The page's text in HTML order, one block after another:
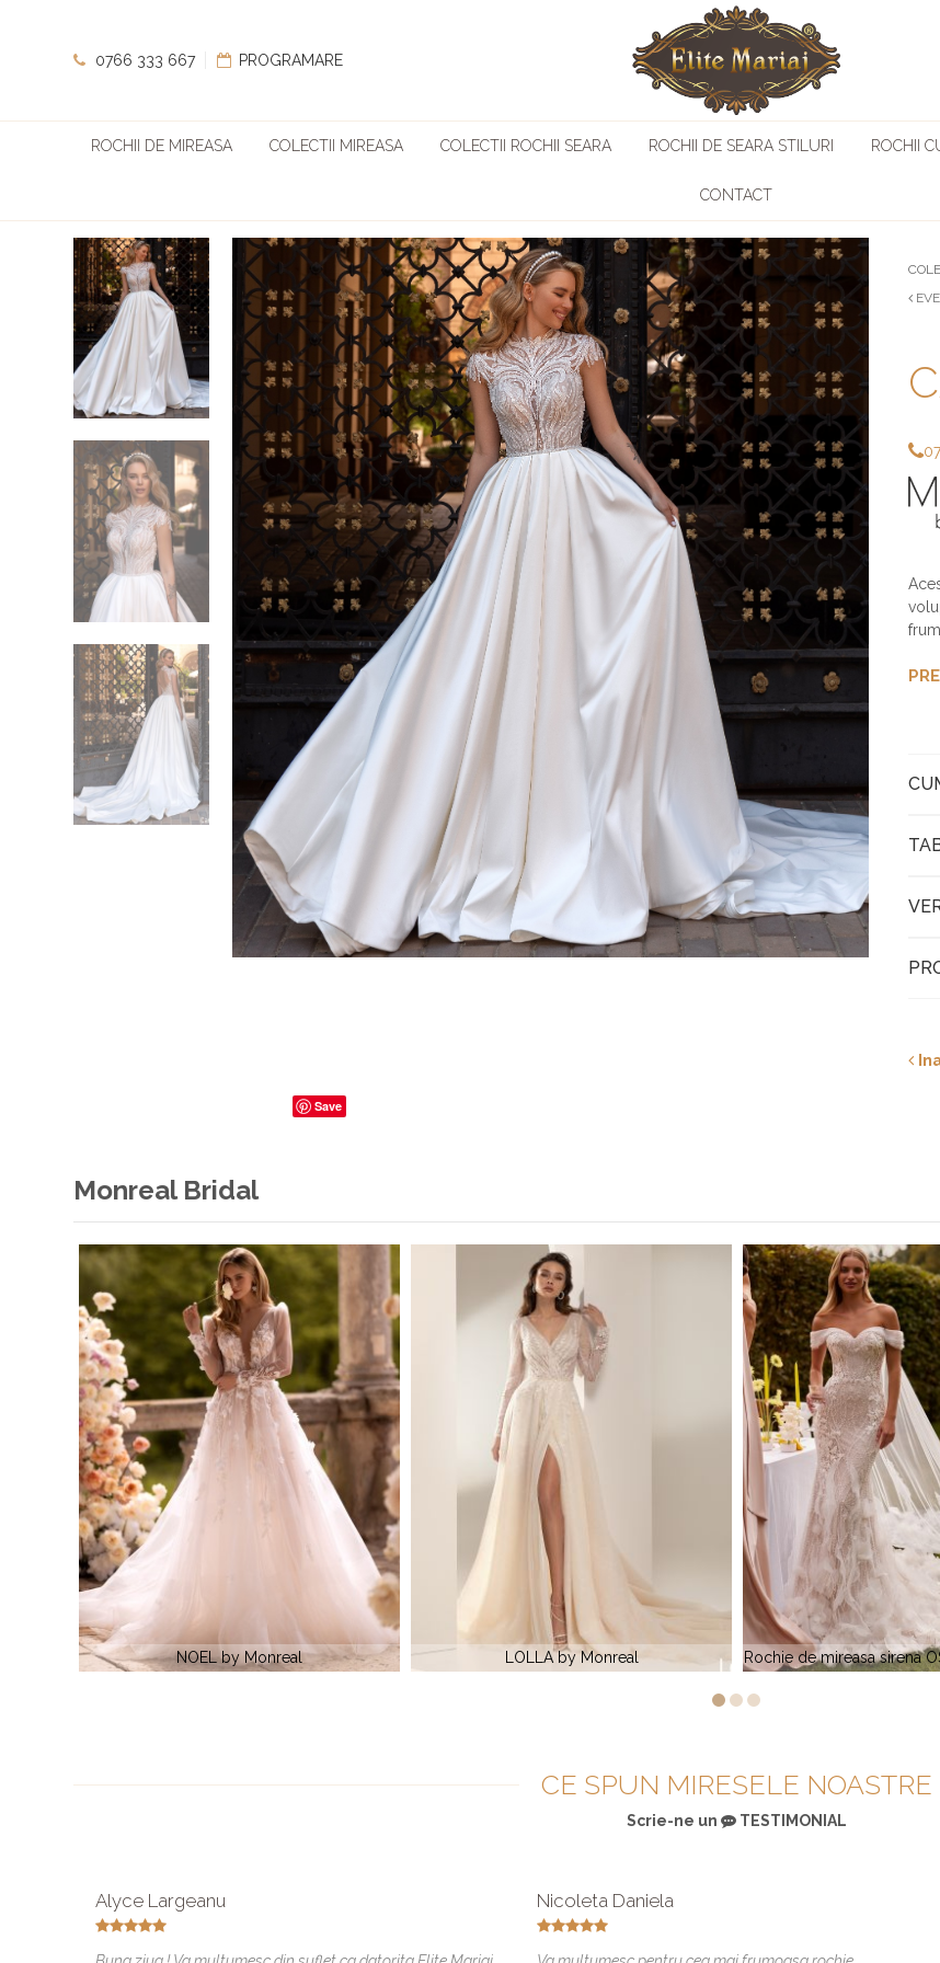
0766 333 667 PROGRAMARE
ROCHII DE MIREASA COLECTII MIREASA COLECTII ROCHII SEARA ROCHII DE SEARA STILURI ROCHII
CONTACT
Save
Monreal Bridal
LOLLA by Monreal Rochie de mireasa sirena OSCAR by Monreal CYRIL by
CE SPUN MIRESELE NOASTRE
Scrie-ne un TESTIMONIAL
Alyce Largeanu Nicoleta Daniela